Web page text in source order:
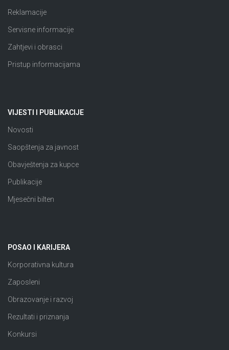
Reklamacije
Servisne informacije
Zahtjevi i obrasci
Pristup informacijama
VIJESTI I PUBLIKACIJE
Novosti
Saopštenja za javnost
Obavještenja za kupce
Publikacije
Mjesečni bilten
POSAO I KARIJERA
Korporativna kultura
Zaposleni
Obrazovanje i razvoj
Rezultati i priznanja
Konkursi